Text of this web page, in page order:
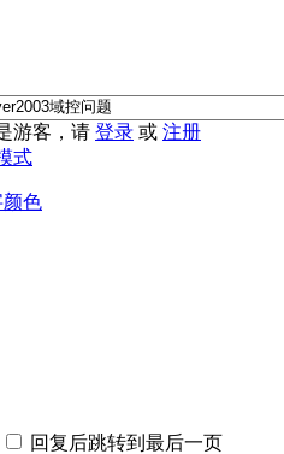
游客，请 登录 或 注册
式
色
回复后跳转到最后一页